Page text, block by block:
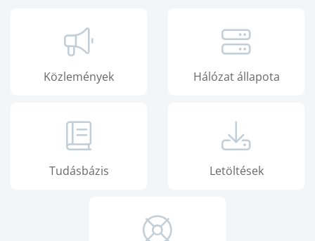
Közlemények Hálózat állapota
Tudásbázis Letöltések